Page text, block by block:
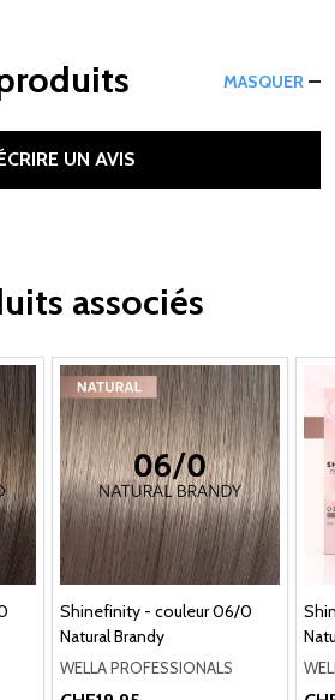
MASQUER
UN AVIS
associés
Shinefinity - couleur 06/0
Natural Brandy
WELLA PROFESSIONALS